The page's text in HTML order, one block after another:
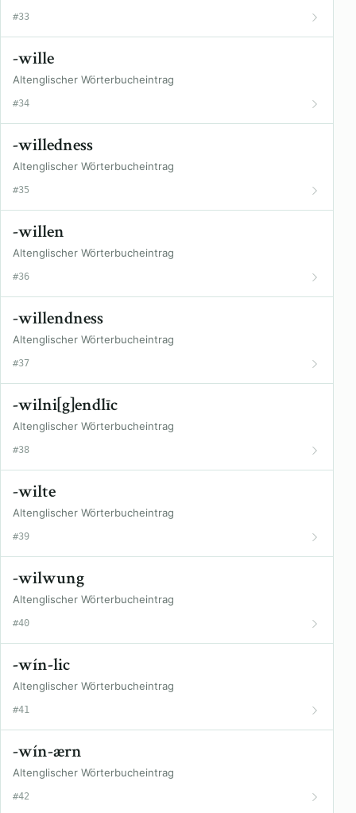
#33
-wille
Altenglischer Wörterbucheintrag
#34
-willedness
Altenglischer Wörterbucheintrag
#35
-willen
Altenglischer Wörterbucheintrag
#36
-willendness
Altenglischer Wörterbucheintrag
#37
-wilni[g]endlīc
Altenglischer Wörterbucheintrag
#38
-wilte
Altenglischer Wörterbucheintrag
#39
-wilwung
Altenglischer Wörterbucheintrag
#40
-wín-lic
Altenglischer Wörterbucheintrag
#41
-wín-ærn
Altenglischer Wörterbucheintrag
#42